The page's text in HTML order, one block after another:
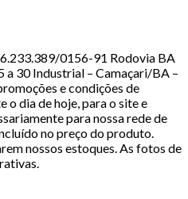
0156-91 Rodovia BA
a 30 Industrial – Camaçari/BA –
e condições de
o dia de hoje, para o site e
para nossa rede de
no preço do produto.
nossos estoques. As fotos de